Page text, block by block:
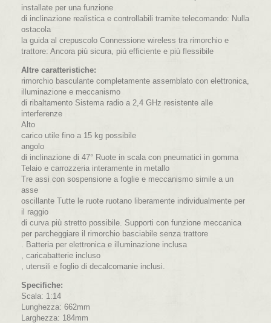
installate per una funzione
di inclinazione realistica e controllabili tramite telecomando: Nulla
ostacola
la guida al crepuscolo Connessione wireless tra rimorchio e
trattore: Ancora più sicura, più efficiente e più flessibile
Altre caratteristiche:
rimorchio basculante completamente assemblato con elettronica,
illuminazione e meccanismo
di ribaltamento Sistema radio a 2,4 GHz resistente alle
interferenze
Alto
carico utile fino a 15 kg possibile
angolo
di inclinazione di 47° Ruote in scala con pneumatici in gomma
Telaio e carrozzeria interamente in metallo
Tre assi con sospensione a foglie e meccanismo simile a un
asse
oscillante Tutte le ruote ruotano liberamente individualmente per
il raggio
di curva più stretto possibile. Supporti con funzione meccanica
per parcheggiare il rimorchio basciabile senza trattore
. Batteria per elettronica e illuminazione inclusa
, caricabatterie incluso
, utensili e foglio di decalcomanie inclusi.
Specifiche:
Scala: 1:14
Lunghezza: 662mm
Larghezza: 184mm